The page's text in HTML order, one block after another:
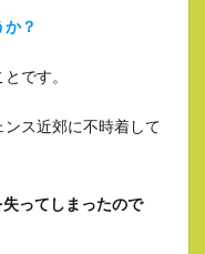
？
です。
ス近郊に不時着して
失ってしまったので